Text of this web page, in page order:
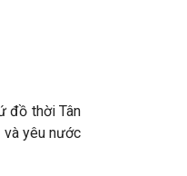
đồ thời Tân
và yêu nước